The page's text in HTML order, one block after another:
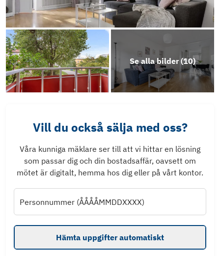
Se alla bilder (10)
Vill du också sälja med oss?
Våra kunniga mäklare ser till att vi hittar en lösning
som passar dig och din bostadsaffär, oavsett om
mötet är digitalt, hemma hos dig eller på vårt kontor.
Personnummer (ÅÅÅÅMMDDXXXX)
Hämta uppgifter automatiskt